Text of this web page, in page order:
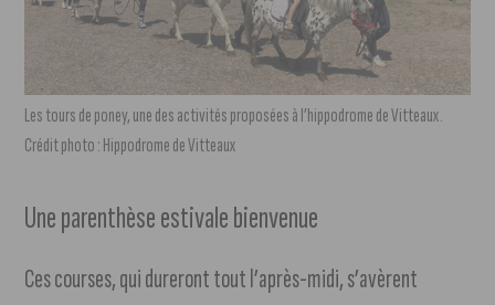
Les tours de poney, une des activités proposées à l’hippodrome de Vitteaux.
Crédit photo : Hippodrome de Vitteaux
Une parenthèse estivale bienvenue
Ces courses, qui dureront tout l’après-midi, s’avèrent